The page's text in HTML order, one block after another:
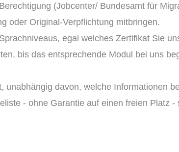
(Jobcenter/ Bundesamt für
oder Original-Verpflichtung mitbringen.
egal welches Zertifikat Sie
bis das entsprechende Modul bei uns
davon, welche Informationen
- ohne Garantie auf einen freien Platz -